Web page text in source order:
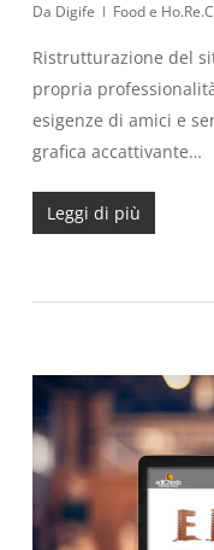
Da Digife Food e
Ristrutturazione del
propria
esigenze di amici e
grafica accattivante…
Leggi di più